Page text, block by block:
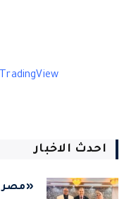
احدث الاخبار
«مصر